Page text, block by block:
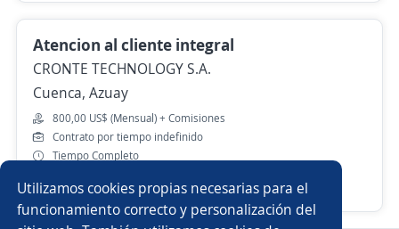
Utilizamos cookies propias necesarias para el
funcionamiento correcto y personalización del
Atencion al cliente integral
CRONTE TECHNOLOGY S.A.
Cuenca, Azuay
800,00 US$ (Mensual) + Comisiones
Contrato por tiempo indefinido
Tiempo Completo
Más de 30 días